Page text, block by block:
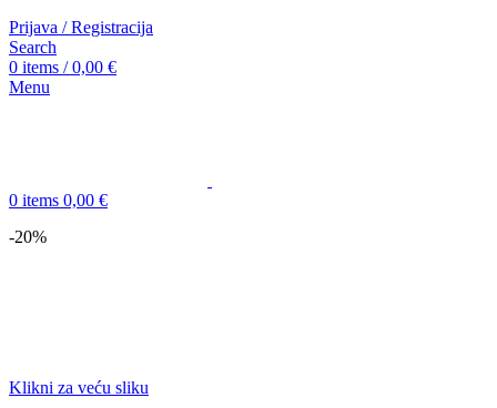
Prijava / Registracija
Search
0 items / 0,00 €
Menu
0 items 0,00 €
-20%
Klikni za veću sliku